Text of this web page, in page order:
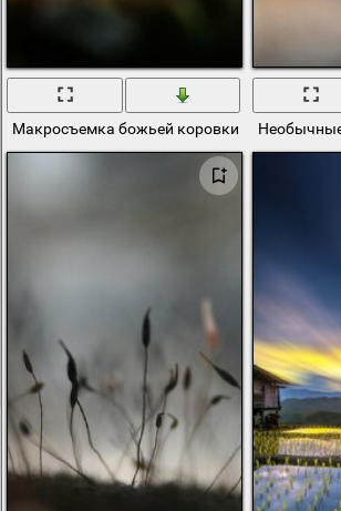
Макросъемка божьей коровки с ростками